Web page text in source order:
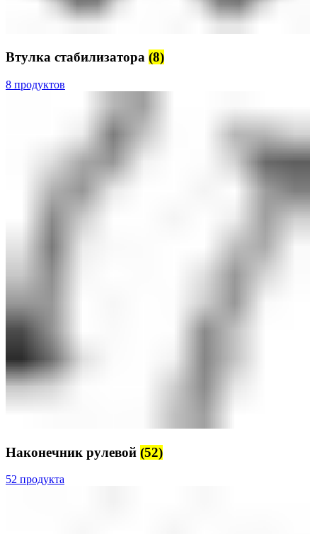
Втулка стабилизатора (8)
8 продуктов
Наконечник рулевой (52)
52 продукта